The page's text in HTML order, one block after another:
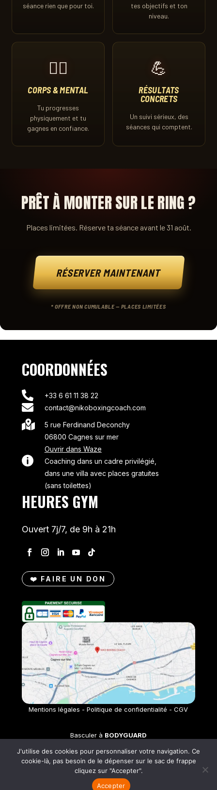
séance rien que pour toi.
tes objectifs et ton
niveau.
❤️‍🔥
CORPS & MENTAL
Tu progresses
physiquement et tu
gagnes en confiance.
💪
RÉSULTATS
CONCRETS
Un suivi sérieux, des
séances qui comptent.
PRÊT À MONTER SUR LE RING ?
Places limitées. Réserve ta séance avant le 31 août.
RÉSERVER MAINTENANT
* OFFRE NON CUMULABLE — PLACES LIMITÉES
COORDONNÉES
 +33 6 61 11 38 22
 contact@nikoboxingcoach.com

5 rue Ferdinand Deconchy
06800 Cagnes sur mer
Ouvrir dans Waze

Coaching dans un cadre privilégié,
dans une villa avec places gratuites
(sans toilettes)
HEURES GYM
Ouvert 7j/7, de 9h à 21h
❤️ FAIRE UN DON
Mentions légales - Politique de confidentialité - CGV
Basculer à BODYGUARD
2026 NIKO BOXING COACH ® | tous droits réservés
J'utilise des cookies pour personnaliser votre navigation. Ce
cookie-là, pas besoin de le dépenser sur le sac de frappe
cliquez sur "Accepter".
Accepter